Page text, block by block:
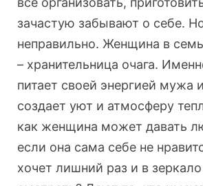
зачастую забывают о себе.
неправильно. Женщина в
– хранительница очага.
питает своей энергией мужа
создает уют и атмосферу
как женщина может давать
если она сама себе не
хочет лишний раз и в